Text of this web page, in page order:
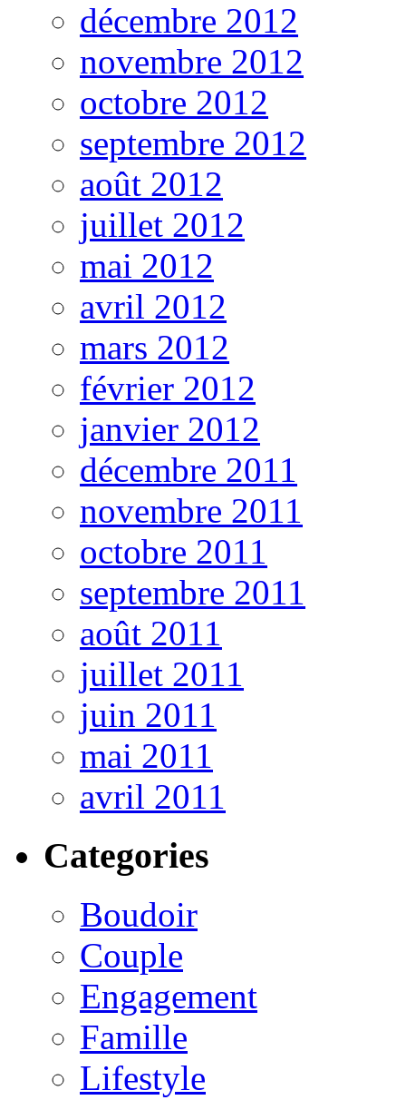
décembre 2012
novembre 2012
octobre 2012
septembre 2012
août 2012
juillet 2012
mai 2012
avril 2012
mars 2012
février 2012
janvier 2012
décembre 2011
novembre 2011
octobre 2011
septembre 2011
août 2011
juillet 2011
juin 2011
mai 2011
avril 2011
Categories
Boudoir
Couple
Engagement
Famille
Lifestyle